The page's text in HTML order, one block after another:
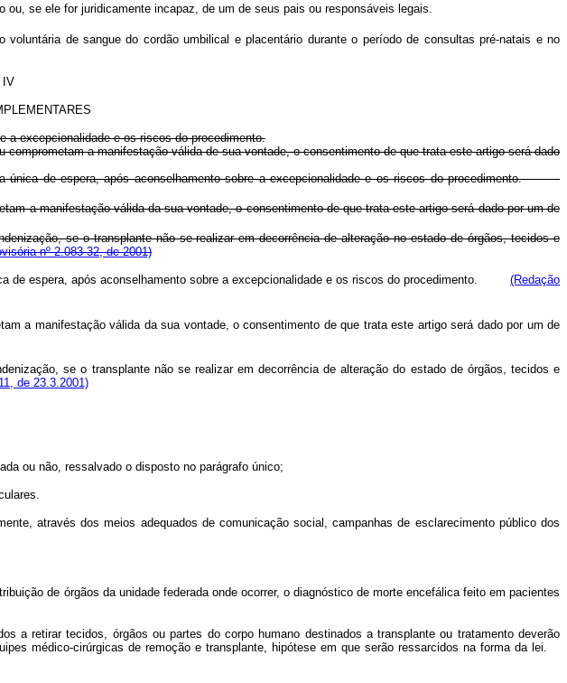
ou, se ele for juridicamente incapaz, de um de seus pais ou responsáveis legais.
de sangue do cordão umbilical e placentário durante o período de consultas pré-natais e no
IV
a excepcionalidade e os riscos do procedimento.
a manifestação válida de sua vontade, o consentimento de que trata este artigo será dado
única de espera, após aconselhamento sobre a excepcionalidade e os riscos do procedimento.
a manifestação válida da sua vontade, o consentimento de que trata este artigo será dado por um de
se o transplante não se realizar em decorrência de alteração no estado de órgãos, tecidos e
nº 2.083-32, de 2001)
de espera, após aconselhamento sobre a excepcionalidade e os riscos do procedimento. (Redação
a manifestação válida da sua vontade, o consentimento de que trata este artigo será dado por um de
se o transplante não se realizar em decorrência de alteração do estado de órgãos, tecidos e
de 23.3.2001)
ou não, ressalvado o disposto no parágrafo único;
através dos meios adequados de comunicação social, campanhas de esclarecimento público dos
de órgãos da unidade federada onde ocorrer, o diagnóstico de morte encefálica feito em pacientes
a retirar tecidos, órgãos ou partes do corpo humano destinados a transplante ou tratamento deverão
médico-cirúrgicas de remoção e transplante, hipótese em que serão ressarcidos na forma da lei.